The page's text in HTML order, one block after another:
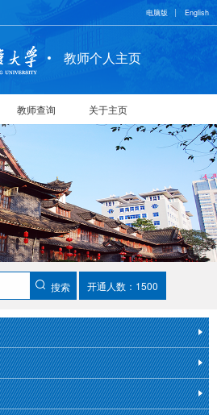
电脑版 English
教师个人主页
教师查询 关于主页
搜索 开通人数：1500